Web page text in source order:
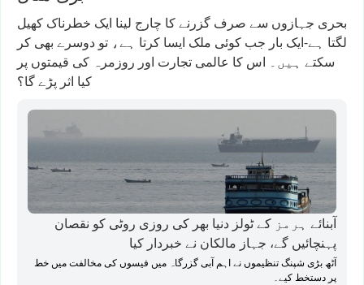
بحری جہازوں سے صرف گزرنےکا چارج لینا ایک خطرناک کھیل
لگتا ہے-ایک بار جب کوئی ملک ایسا کرتا ہے، تو دوسرے بھی کر
سکتے ہیں۔ اس کا عالمی تجارت اور روزمرہ کی قیمتوں پر
کیا اثر پڑےگا؟
آبنائے ہرمز کے ٹولز دنیا بھر کی روزی روٹی کو نقصان
پہنچائیں گے، جہاز مالکان نے خبردار کیا
آٹھ بڑی شپنگ تنظیموں نے اہم آبی گزرگاہ میں فیسوں کی مخالفت میں خط
پر دستخط کیے۔